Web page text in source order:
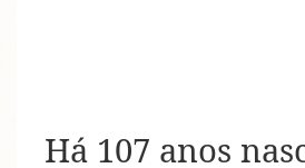
Há 107 anos